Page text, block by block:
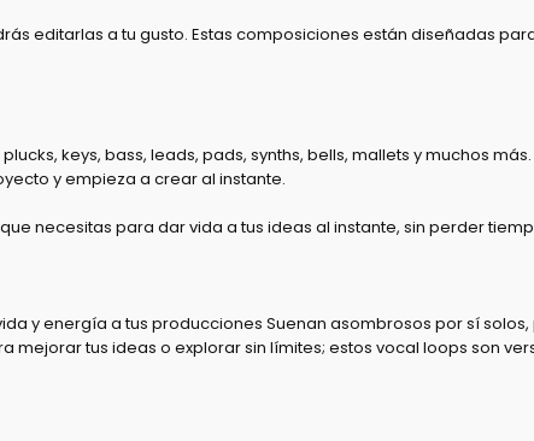
editarlas a tu gusto. Estas composiciones están diseñadas
keys, bass, leads, pads, synths, bells, mallets y muchos
y empieza a crear al instante.
necesitas para dar vida a tus ideas al instante, sin perder
y energía a tus producciones Suenan asombrosos por sí
mejorar tus ideas o explorar sin límites; estos vocal loops son